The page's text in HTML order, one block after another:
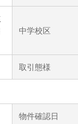
中学校区
取引態様
物件確認日